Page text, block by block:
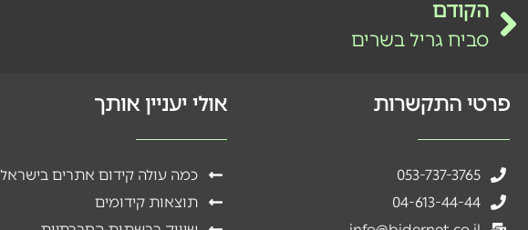
הקודם
סביח גריל בשרים
פרטי התקשרות
053-737-3765
04-613-44-44
אולי יעניין אותך
כמה עולה קידום אתרים בישראל
תוצאות קידומים